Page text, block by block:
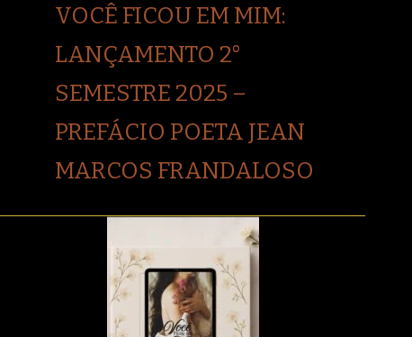
VOCÊ FICOU EM MIM:
LANÇAMENTO 2°
SEMESTRE 2025 –
PREFÁCIO POETA JEAN
MARCOS FRANDALOSO